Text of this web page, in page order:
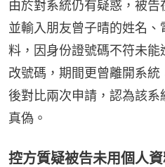
由於對系統仍有疑惑，被告
並輸入朋友曾子晴的姓名
料，因身份證號碼不符未
改號碼，期間更曾離開系
後對比兩次申請，認為該
真偽。
控方質疑被告未用個人